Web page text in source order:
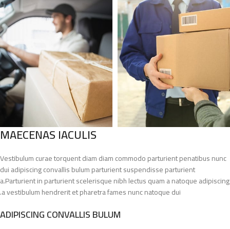
MAECENAS IACULIS
Vestibulum curae torquent diam diam commodo parturient penatibus nunc
dui adipiscing convallis bulum parturient suspendisse parturient
a.Parturient in parturient scelerisque nibh lectus quam a natoque adipiscing
a vestibulum hendrerit et pharetra fames nunc natoque dui.
ADIPISCING CONVALLIS BULUM